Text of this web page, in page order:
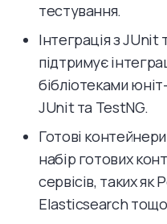
тестування.
Інтеграція з
підтримує
бібліотеками
JUnit та TestNG.
Готові
набір готових
сервісів, таких
Elasticsearch